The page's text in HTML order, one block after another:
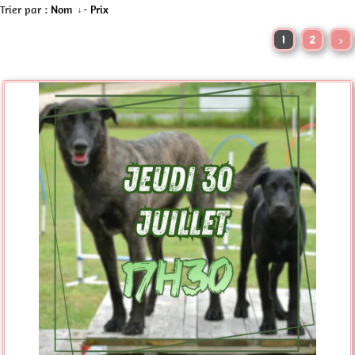
Trier par : Nom - Prix
1 2 >